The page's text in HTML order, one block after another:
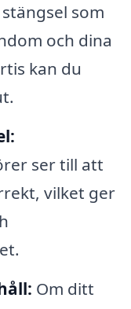
som
och dina
kan du
ser till att
vilket ger
Om ditt